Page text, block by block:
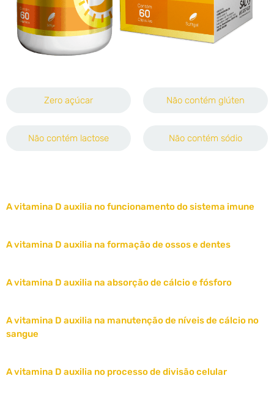
Zero açúcar Não contém glúten
Não contém lactose Não contém sódio
A vitamina D auxilia no funcionamento do sistema imune
A vitamina D auxilia na formação de ossos e dentes
A vitamina D auxilia na absorção de cálcio e fósforo
A vitamina D auxilia na manutenção de níveis de cálcio no
sangue
A vitamina D auxilia no processo de divisão celular